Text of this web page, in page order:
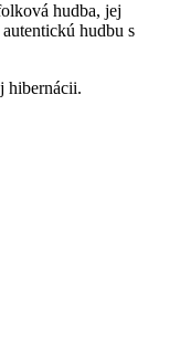
hudba, jej
hudbu s
hibernácii.